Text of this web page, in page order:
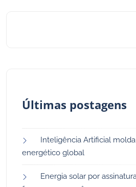
Últimas postagens
Inteligência Artificial
energético global
Energia solar por